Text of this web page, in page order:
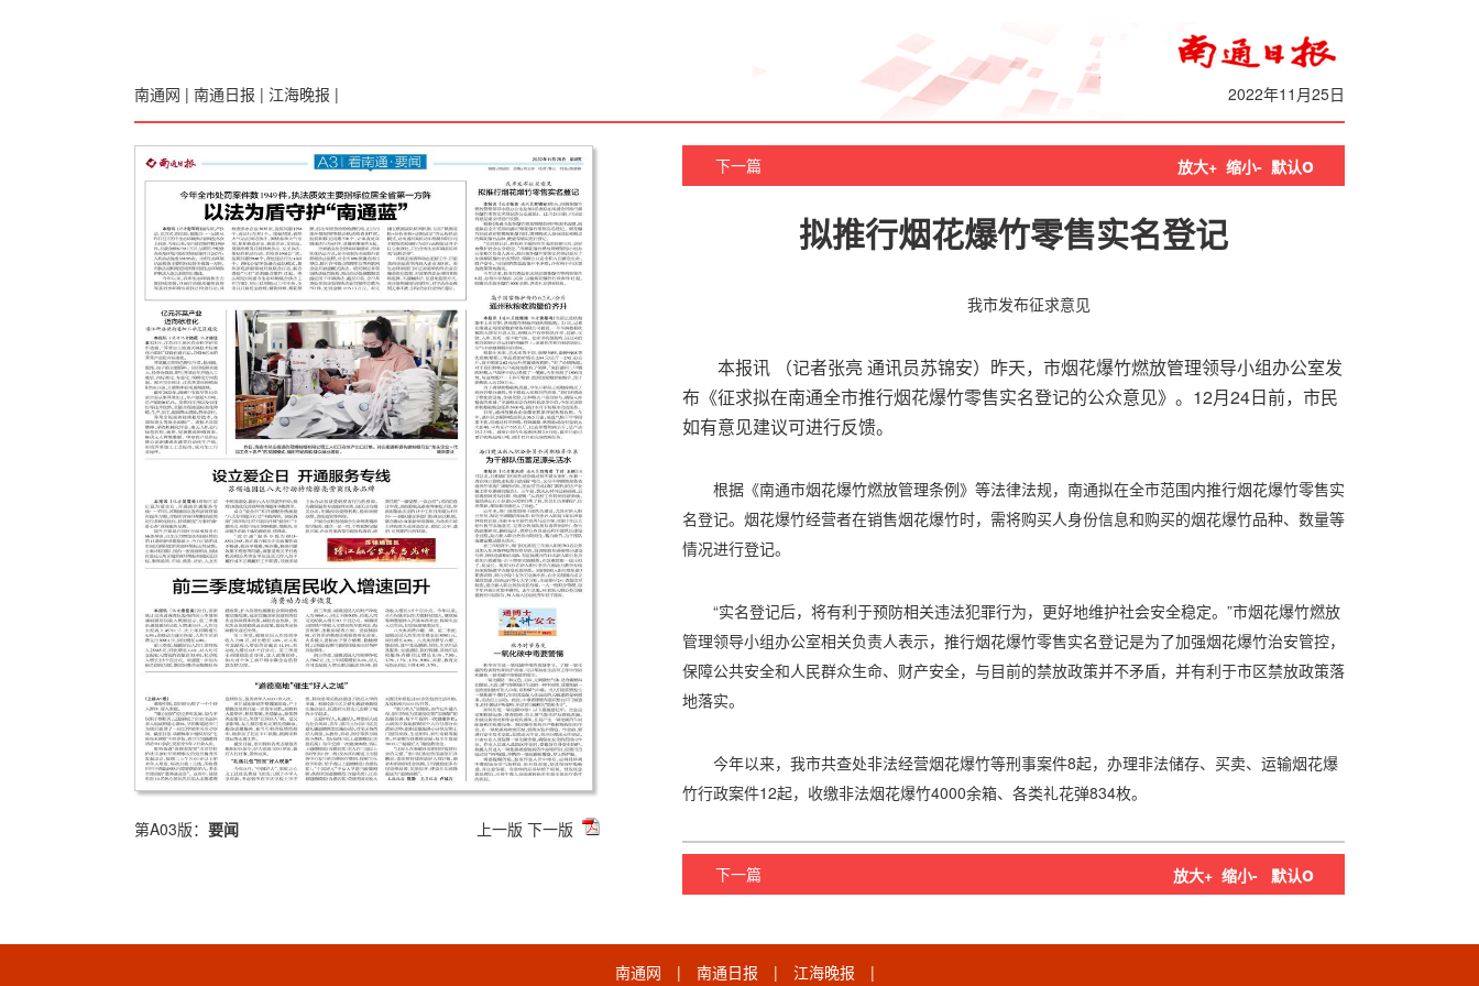
南通网 | 南通日报 | 江海晚报 | 2022年11月25日
第A03版： 要闻 上一版 下一版
下一篇 放大+ 缩小- 默认o
拟推行烟花爆竹零售实名登记
我市发布征求意见
本报讯 （记者张亮 通讯员苏锦安）昨天，市烟花爆竹燃放管理领导小组办公室发
布《征求拟在南通全市推行烟花爆竹零售实名登记的公众意见》。12月24日前，市民
如有意见建议可进行反馈。
根据《南通市烟花爆竹燃放管理条例》等法律法规，南通拟在全市范围内推行烟花爆竹零售实
名登记。烟花爆竹经营者在销售烟花爆竹时，需将购买人身份信息和购买的烟花爆竹品种、数量等
情况进行登记。
“实名登记后，将有利于预防相关违法犯罪行为，更好地维护社会安全稳定。”市烟花爆竹燃放
管理领导小组办公室相关负责人表示，推行烟花爆竹零售实名登记是为了加强烟花爆竹治安管控，
保障公共安全和人民群众生命、财产安全，与目前的禁放政策并不矛盾，并有利于市区禁放政策落
地落实。
今年以来，我市共查处非法经营烟花爆竹等刑事案件8起，办理非法储存、买卖、运输烟花爆
竹行政案件12起，收缴非法烟花爆竹4000余箱、各类礼花弹834枚。
下一篇 放大+ 缩小- 默认o
南通网 | 南通日报 | 江海晚报 |